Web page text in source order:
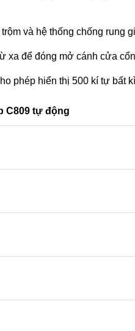
và hệ thống chống rung
xa để đóng mở cánh cửa
phép hiển thị 500 kí tự
C809 tự động